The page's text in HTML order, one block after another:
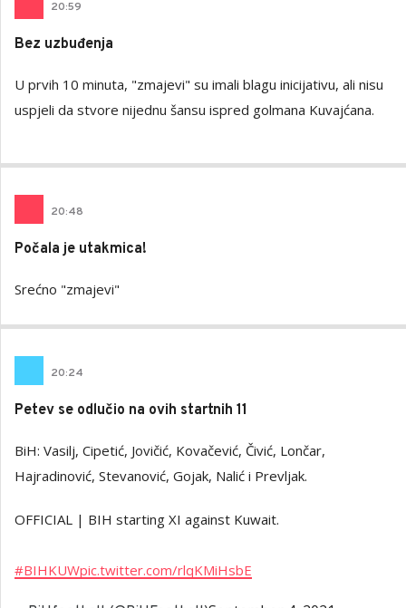
20:59
Bez uzbuđenja
U prvih 10 minuta, "zmajevi" su imali blagu inicijativu, ali nisu
uspjeli da stvore nijednu šansu ispred golmana Kuvajćana.
20:48
Počala je utakmica!
Srećno "zmajevi"
20:24
Petev se odlučio na ovih startnih 11
BiH: Vasilj, Cipetić, Jovičić, Kovačević, Čivić, Lončar,
Hajradinović, Stevanović, Gojak, Nalić i Prevljak.
OFFICIAL | BIH starting XI against Kuwait.
#BIHKUWpic.twitter.com/rlqKMiHsbE